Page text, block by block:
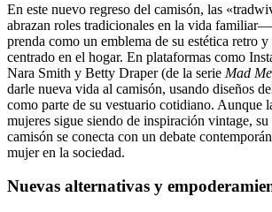
En este nuevo regreso del camisón, las
abrazan roles tradicionales en la vida familiar—
prenda como un emblema de su estética retro
centrado en el hogar. En plataformas como
Nara Smith y Betty Draper (de la serie Mad
darle nueva vida al camisón, usando diseños
como parte de su vestuario cotidiano. Aunque
mujeres sigue siendo de inspiración vintage,
camisón se conecta con un debate
mujer en la sociedad.
Nuevas alternativas y